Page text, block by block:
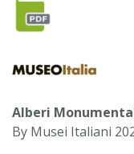
Alberi
By Musei Italiani